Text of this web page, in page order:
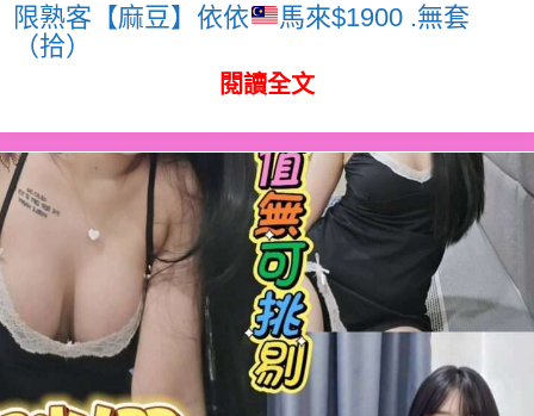
限熟客【麻豆】依依
馬來$1900 .無套
（拾）
閱讀全文